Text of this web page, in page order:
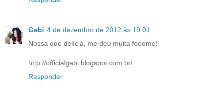
Gabi 4 de dezembro de 2012 às 19:01
Nossa que delícia, me deu muita fooome!
http://officialgabi.blogspot.com.br/
Responder